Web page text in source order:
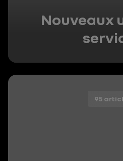
Nouveaux
95